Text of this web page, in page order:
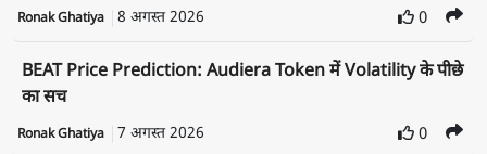
Ronak Ghatiya 8 अगस्त 2026 0
BEAT Price Prediction: Audiera Token में Volatility के पीछे
का सच
Ronak Ghatiya 7 अगस्त 2026 0